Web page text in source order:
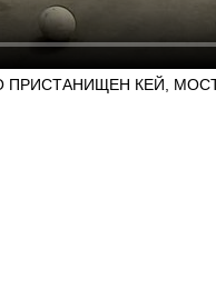
ПРИСТАНИЩЕН КЕЙ,